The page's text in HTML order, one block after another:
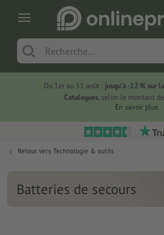
Du 1er au 31 août : jusqu’à -12 % sur
Catalogues, selon le montant
En savoir plus
Retour vers Technologie & outils
Batteries de secours